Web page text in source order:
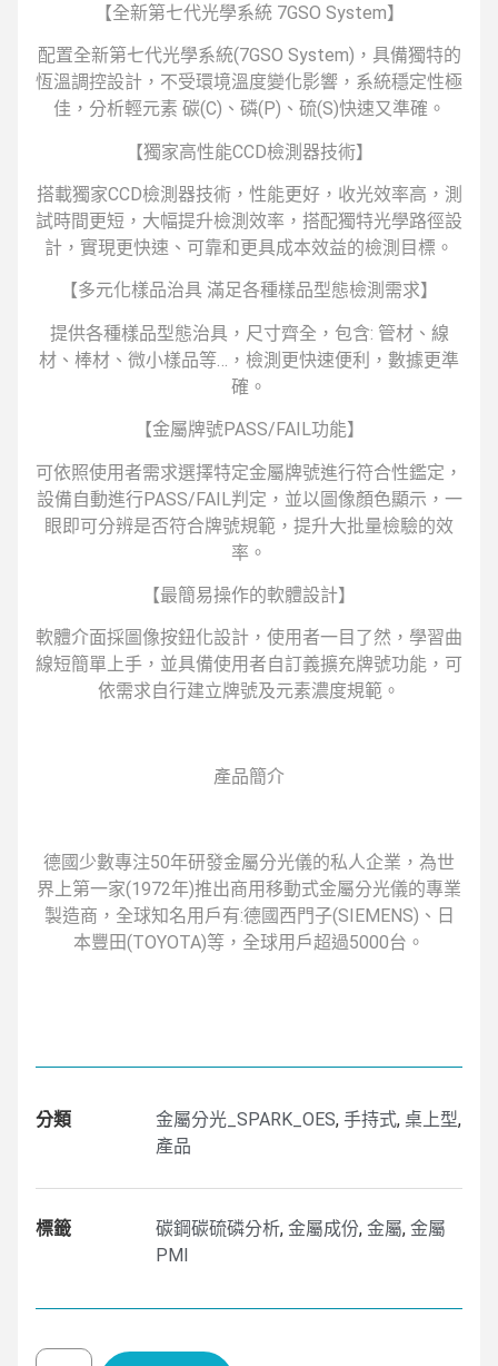
【全新第七代光學系統 7GSO System】
配置全新第七代光學系統(7GSO System)，具備獨特的
恆溫調控設計，不受環境溫度變化影響，系統穩定性極
佳，分析輕元素 碳(C)、磷(P)、硫(S)快速又準確。
【獨家高性能CCD檢測器技術】
搭載獨家CCD檢測器技術，性能更好，收光效率高，測
試時間更短，大幅提升檢測效率，搭配獨特光學路徑設
計，實現更快速、可靠和更具成本效益的檢測目標。
【多元化樣品治具 滿足各種樣品型態檢測需求】
提供各種樣品型態治具，尺寸齊全，包含: 管材、線
材、棒材、微小樣品等…，檢測更快速便利，數據更準
確。
【金屬牌號PASS/FAIL功能】
可依照使用者需求選擇特定金屬牌號進行符合性鑑定，
設備自動進行PASS/FAIL判定，並以圖像顏色顯示，一
眼即可分辨是否符合牌號規範，提升大批量檢驗的效
率。
【最簡易操作的軟體設計】
軟體介面採圖像按鈕化設計，使用者一目了然，學習曲
線短簡單上手，並具備使用者自訂義擴充牌號功能，可
依需求自行建立牌號及元素濃度規範。
產品簡介
德國少數專注50年研發金屬分光儀的私人企業，為世
界上第一家(1972年)推出商用移動式金屬分光儀的專業
製造商，全球知名用戶有:德國西門子(SIEMENS)、日
本豐田(TOYOTA)等，全球用戶超過5000台。
分類 金屬分光_SPARK_OES, 手持式, 桌上型,
產品
標籤 碳鋼碳硫磷分析, 金屬成份, 金屬, 金屬
PMI